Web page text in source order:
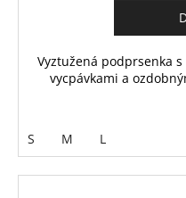
Vyztužená podprsenka
vycpávkami a
S M L